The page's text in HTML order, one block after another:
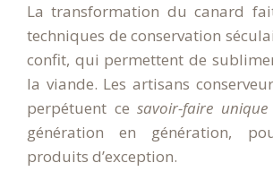
La transformation du canard
techniques de conservation
confit, qui permettent de
la viande. Les artisans
perpétuent ce savoir-faire unique
génération en génération,
produits d’exception.